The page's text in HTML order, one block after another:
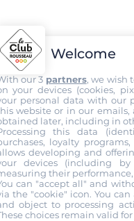
à ma formation au
Rousseau Voiture.
auprès de mon
suite de ma formation. Je
dans un autre
Welcome
our 3 partners, we wish
your devices (cookies,
personal data with our
website or in our emails,
later, including in
this data
loyalty
developing and
devices (including
their
can "accept all" and
the "cookie" icon. You
object to processing
choices remain valid